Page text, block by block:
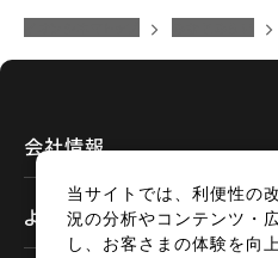
会社情報
よくあるご質問
当サイトでは、利便性の
況の分析やコンテンツ・
し、お客さまの体験を向